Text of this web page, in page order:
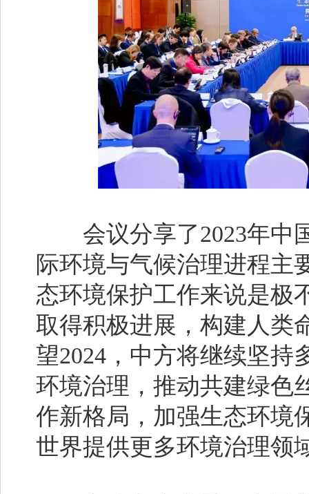
会议分享了2023年中
际环境与气候治理进程主
态环境保护工作来说是极
取得积极进展，构建人类
望2024，中方将继续坚持
环境治理，推动共建绿色
作新格局，加强生态环境
世界提供更多环境治理领